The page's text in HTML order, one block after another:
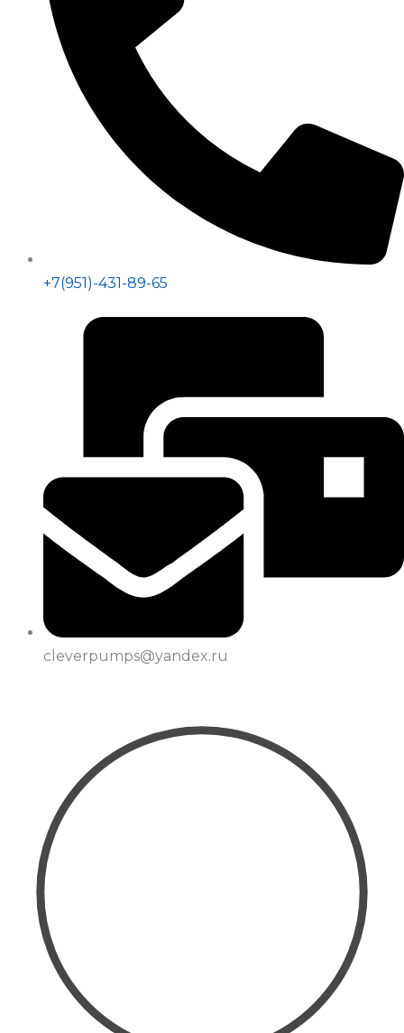
+7(951)-431-89-65
cleverpumps@yandex.ru